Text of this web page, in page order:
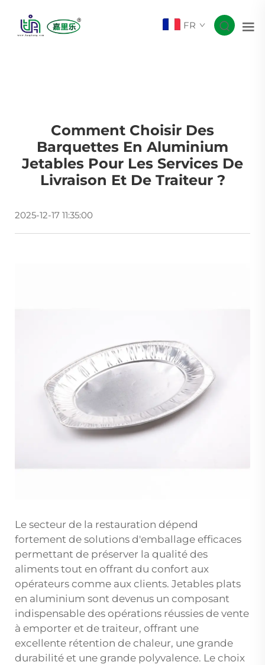
FR
Comment Choisir Des
Barquettes En Aluminium
Jetables Pour Les Services De
Livraison Et De Traiteur ?
2025-12-17 11:35:00
Le secteur de la restauration dépend
fortement de solutions d'emballage efficaces
permettant de préserver la qualité des
aliments tout en offrant du confort aux
opérateurs comme aux clients. Jetables plats
en aluminium sont devenus un composant
indispensable des opérations réussies de vente
à emporter et de traiteur, offrant une
excellente rétention de chaleur, une grande
durabilité et une grande polyvalence. Le choix